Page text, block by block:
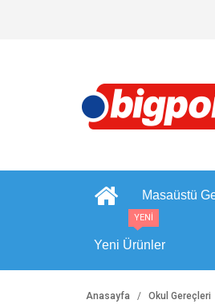
Masaüstü
Yeni Ürünler
YENİ
Anasayfa Okul Gereçleri